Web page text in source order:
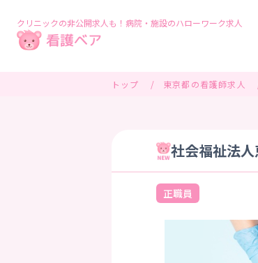
クリニックの非公開求人も！病院・施設のハローワーク求人
トップ 東京都の看護師求人
社会福祉法
正職員